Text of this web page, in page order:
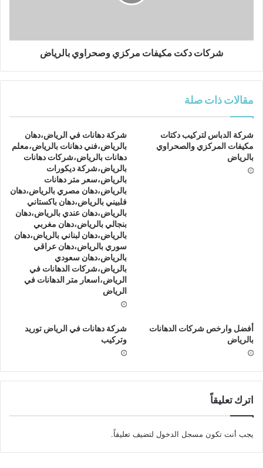
شركات دكت مكيفات مركزي وصحراوي بالرياض
مقالات ذات صلة
شركة الدباس لتركيب دكتات
مكيفات المركزي والصحراوي
بالرياض
شركة دهانات في الرياض،دهان
بالرياض،فني دهانات بالرياض،معلم
دهانات بالرياض،شركات دهانات
بالرياض،شركة ديكورات
بالرياض،سعر متر دهانات
بالرياض،دهان مصري بالرياض،دهان
فلبيني بالرياض،دهان باكستاني
بالرياض،دهان عندي بالرياض،دهان
بنجالي بالرياض،دهان مغربي
بالرياض،دهان لبناني بالرياض،دهان
سوري بالرياض،دهان عراقي
بالرياض،دهان سعودي
بالرياض،شركات الدهانات في
الرياض،اسعار متر الدهانات في
الرياض
أفضل وارخص شركات الدهانات
بالرياض
شركة دهانات في الرياض توريد
وتركيب
اترك تعليقاً
يجب أنت تكون مسجل الدخول لتضيف تعليقاً.